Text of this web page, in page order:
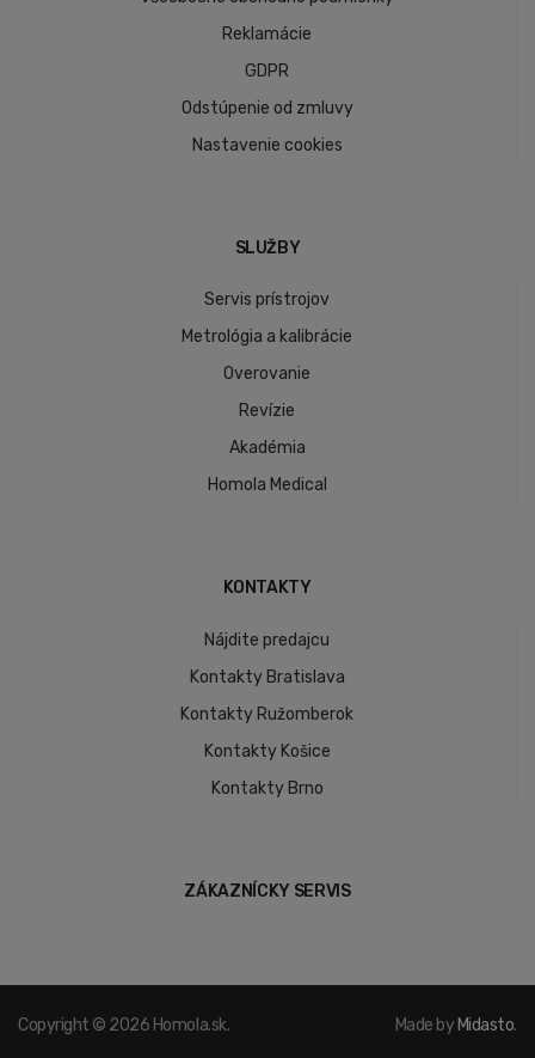
Reklamácie
GDPR
Odstúpenie od zmluvy
Nastavenie cookies
SLUŽBY
Servis prístrojov
Metrológia a kalibrácie
Overovanie
Revízie
Akadémia
Homola Medical
KONTAKTY
Nájdite predajcu
Kontakty Bratislava
Kontakty Ružomberok
Kontakty Košice
Kontakty Brno
ZÁKAZNÍCKY SERVIS
Copyright © 2026 Homola.sk. Made byMidasto.